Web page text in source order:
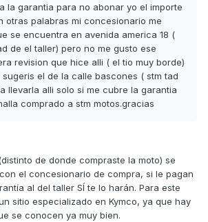
la garantia para no abonar yo el importe
otras palabras mi concesionario me
se encuentra en avenida america 18 (
de el taller) pero no me gusto ese
revision que hice alli ( el tio muy borde)
el de la calle bascones ( stm tad
llevarla alli solo si me cubre la garantia
comprado a stm motos.gracias
de donde compraste la moto) se
el concesionario de compra, si le pagan
al del taller SÍ te lo harán. Para este
sitio especializado en Kymco, ya que hay
se conocen ya muy bien.